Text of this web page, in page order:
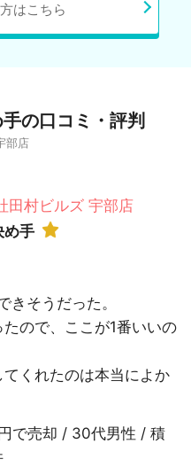
はこちら
の口コミ・評判
部店
田村ビルズ 宇部店
め手
きそうだった。
ので、ここが1番いいの
くれたのは本当によか
で売却 / 30代男性 / 積